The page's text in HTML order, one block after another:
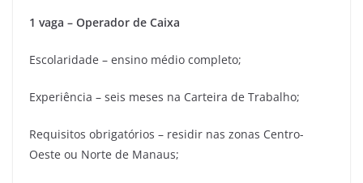
1 vaga – Operador de Caixa
Escolaridade – ensino médio completo;
Experiência – seis meses na Carteira de Trabalho;
Requisitos obrigatórios – residir nas zonas Centro-
Oeste ou Norte de Manaus;